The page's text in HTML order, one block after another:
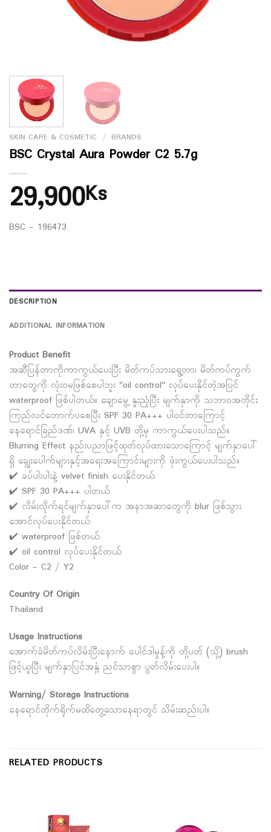
SKIN CARE & COSMETIC / BRANDS
BSC Crystal Aura Powder C2 5.7g
29,900Ks
BSC – 196473
DESCRIPTION
ADDITIONAL INFORMATION
Product Benefit
အဆီပြန်တာကိုကာကွယ်ပေးပြီး မိတ်ကပ်သားရွေ့တာ၊ မိတ်ကပ်ကွက်
တာတွေကို လုံးဝမဖြစ်စေပါဘူး "oil control" လုပ်ပေးနိုင်တဲ့အပြင်
waterproof ဖြစ်ပါတယ်။ ချောမွေ့ နူးညံ့ပြီး မျက်နှာကို သဘာဝအတိုင်း
ကြည်လင်တောက်ပစေပြီး SPF 30 PA+++ ပါဝင်တာကြောင့်
နေရောင်ခြည်ဒဏ်၊ UVA နှင့် UVB တို့မှ ကာကွယ်ပေးပါသည်။
Blurring Effect နည်းပညာဖြင့်ထုတ်လုပ်ထားသောကြောင့် မျက်နှာပေါ်
ရှိ ချွေးပေါက်များနှင့်အရေးအကြောင်းများကို ဖုံးကွယ်ပေးပါသည်။
✔️ ခပ်ပါးပါးနဲ့ velvet finish ပေးနိုင်တယ်
✔️ SPF 30 PA+++ ပါတယ်
✔️ လိမ်းလိုက်ရင်မျက်နှာပေါ်က အနာအဆာတွေကို blur ဖြစ်သွား
အောင်လုပ်ပေးနိုင်တယ်
✔️ waterproof ဖြစ်တယ်
✔️ oil control လုပ်ပေးနိုင်တယ်
Color – C2 / Y2
Country Of Origin
Thailand
Usage Instructions
အောက်ခံမိတ်ကပ်လိမ်းပြီးနောက် ပေါင်ဒါမှုန့်ကို တို့ပတ် (သို့) brush
ဖြင့်ယူပြီး မျက်နှာပြင်အနှံ့ ညင်သာစွာ ပွတ်လိမ်းပေးပါ။
Warning/ Storage Instructions
နေရောင်တိုက်ရိုက်မထိတွေ့သောနေရာတွင် သိမ်းဆည်းပါ။
RELATED PRODUCTS